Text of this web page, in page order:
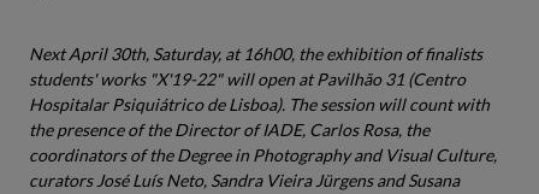
Next April 30th, Saturday, at 16h00, the exhibition of finalists
students' works "X'19-22" will open at Pavilhão 31 (Centro
Hospitalar Psiquiátrico de Lisboa). The session will count with
the presence of the Director of IADE, Carlos Rosa, the
coordinators of the Degree in Photography and Visual Culture,
curators José Luís Neto, Sandra Vieira Jürgens and Susana